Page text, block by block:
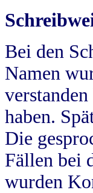
Bei den
Namen
haben.
Die
Fällen bei
wurden